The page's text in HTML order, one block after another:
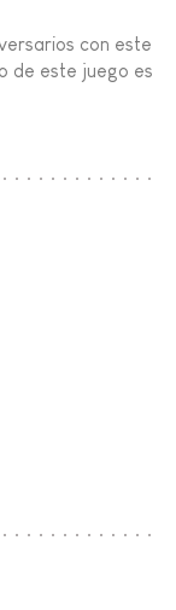
con este
de este juego es